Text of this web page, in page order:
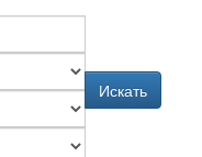
Искать